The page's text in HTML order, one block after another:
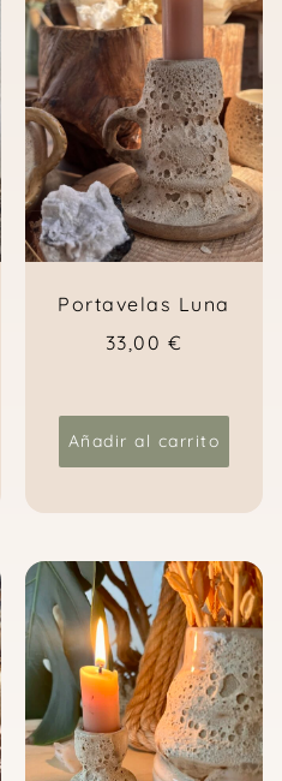
Portavelas Luna
33,00 €
Añadir al carrito